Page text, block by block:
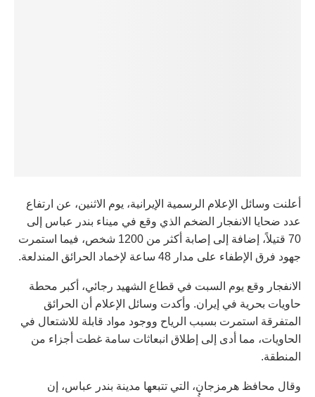
أعلنت وسائل الإعلام الرسمية الإيرانية، يوم الاثنين، عن ارتفاع
عدد ضحايا الانفجار الضخم الذي وقع في ميناء بندر عباس إلى
70 قتيلاً، إضافة إلى إصابة أكثر من 1200 شخص، فيما استمرت
جهود فرق الإطفاء على مدار 48 ساعة لإخماد الحرائق المندلعة.
الانفجار وقع يوم السبت في قطاع الشهيد رجائي، أكبر محطة
حاويات بحرية في إيران. وأكدت وسائل الإعلام أن الحرائق
المتفرقة استمرت بسبب الرياح ووجود مواد قابلة للاشتعال في
الحاويات، مما أدى إلى إطلاق انبعاثات سامة غطت أجزاء من
المنطقة.
وقال محافظ هرمزجان، التي تتبعها مدينة بندر عباس، إن